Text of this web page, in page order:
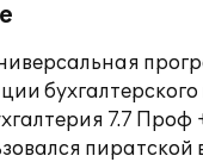
бухгалтерского
7.7